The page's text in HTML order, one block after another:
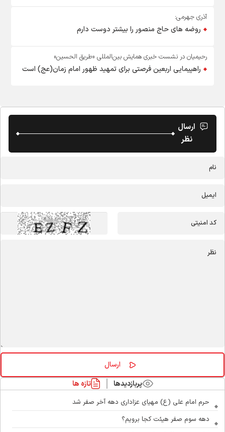
آذری جهرمی:
روضه های حاج منصور را بیشتر دوست دارم
رحیمیان در نشست خبری همایش بین‌المللی «طریق الحسین»
راهپیمایی اربعین فرصتی برای تمهید ظهور امام زمان(عج) است
ارسال
نظر
پربازدیدها تازه ها
حرم امام علی (ع) مهیای عزاداری دهه آخر صفر شد
دهه سوم صفر هیئت کجا برویم؟